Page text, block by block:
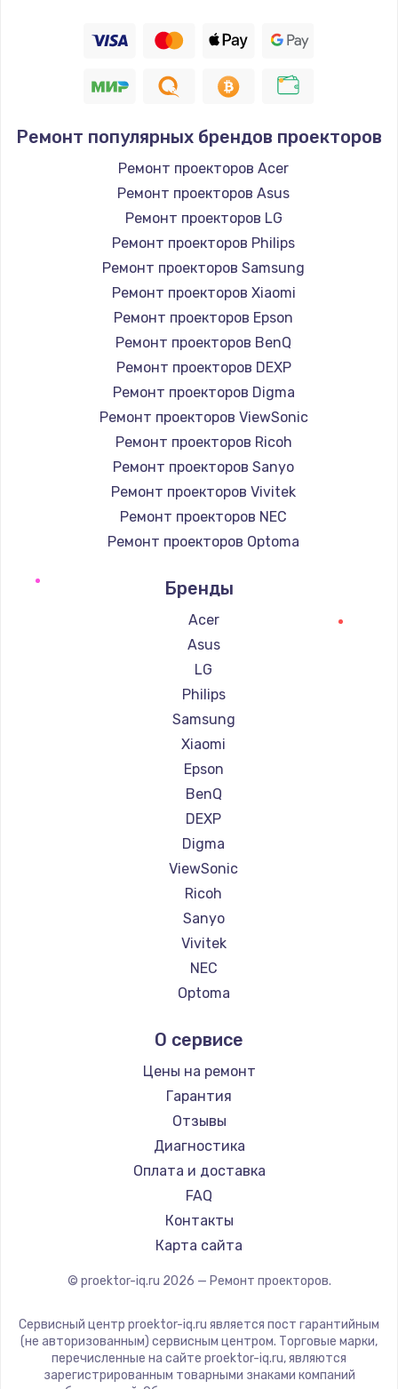
Ремонт популярных брендов проекторов
Ремонт проекторов Acer
Ремонт проекторов Asus
Ремонт проекторов LG
Ремонт проекторов Philips
Ремонт проекторов Samsung
Ремонт проекторов Xiaomi
Ремонт проекторов Epson
Ремонт проекторов BenQ
Ремонт проекторов DEXP
Ремонт проекторов Digma
Ремонт проекторов ViewSonic
Ремонт проекторов Ricoh
Ремонт проекторов Sanyo
Ремонт проекторов Vivitek
Ремонт проекторов NEC
Ремонт проекторов Optoma
Ремонт проекторов Infocus
Ремонт проекторов Barco
Ремонт проекторов Xgimi
Ремонт проекторов Canon
Ремонт проекторов JVC
Ремонт проекторов Casio
Ремонт проекторов Hiper
Ремонт проекторов HITACHI
Ремонт проекторов Panasonic
Ремонт проекторов Hisense
Бренды
Acer
Asus
LG
Philips
Samsung
Xiaomi
Epson
BenQ
DEXP
Digma
ViewSonic
Ricoh
Sanyo
Vivitek
NEC
Optoma
Infocus
Barco
Xgimi
Canon
JVC
Casio
Hiper
HITACHI
Panasonic
О сервисе
Цены на ремонт
Гарантия
Отзывы
Диагностика
Оплата и доставка
FAQ
Контакты
Карта сайта
© proektor-iq.ru 2026 — Ремонт проекторов.
Сервисный центр proektor-iq.ru является пост гарантийным
(не авторизованным) сервисным центром. Торговые марки,
перечисленные на сайте proektor-iq.ru, являются
зарегистрированным товарными знаками компаний